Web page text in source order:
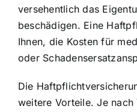
versehentlich das
beschädigen. Eine
Ihnen, die Kosten für
oder
Die
weitere Vorteile. Je nach